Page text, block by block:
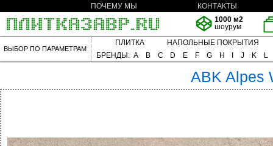
ПОЧЕМУ МЫ
КОНТАКТЫ
1000 м2
шоурум
ВЫБОР ПО ПАРАМЕТРАМ
ПЛИТКА
НАПОЛЬНЫЕ ПОКРЫТИЯ
БРЕНДЫ: A B C D E F G H J K L
ABK Alpes